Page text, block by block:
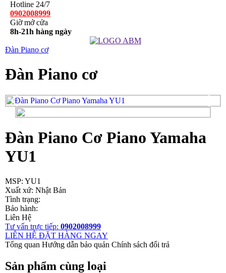
Hotline 24/7
0902008999
Giờ mở cửa
8h-21h hàng ngày
Đàn Piano cơ
Đàn Piano cơ
Đàn Piano Cơ Piano Yamaha
YU1
MSP: YU1
Xuất xứ: Nhật Bản
Tình trạng:
Bảo hành:
Liên Hệ
Tư vấn trực tiếp: 0902008999
LIÊN HỆ ĐẶT HÀNG NGAY
Tổng quan Hướng dẫn bảo quản Chính sách đổi trả
Sản phẩm cùng loại